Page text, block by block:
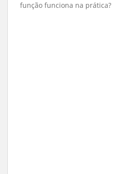
função funciona na prática?